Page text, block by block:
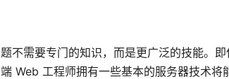
不需要专门的知识，而是更广泛的技能。
Web 工程师拥有一些基本的服务器技术